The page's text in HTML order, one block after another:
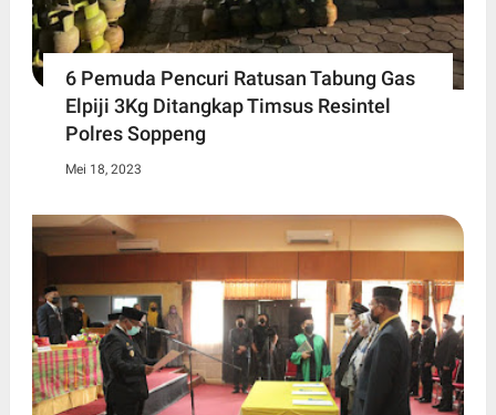
6 Pemuda Pencuri Ratusan Tabung Gas
Elpiji 3Kg Ditangkap Timsus Resintel
Polres Soppeng
Mei 18, 2023